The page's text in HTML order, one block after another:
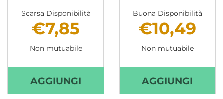
Scarsa Disponibilità
€7,85
Non mutuabile
AGGIUNGI AGGIUNGI CH
ASSORBENTI
Buona Disponibilità
€10,49
Non mutuabile
AGGIUNGI